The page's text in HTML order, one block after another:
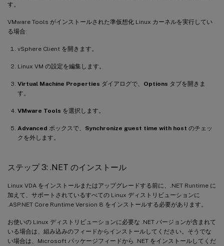
す。
VMware Tools がインストールされた準仮想化 Linux カーネルを実行してい
る場合:
vSphere Client を開きます。
Linux VM の設定を編集します。
Virtual Machine Properties ダイアログで、 Options タブを開きま
す。
VMware Tools を選択します。
Advanced ボックスで、 Synchronize guest time with host のチェッ
クを外します。
ステップ 3: .NET のインストール
Linux VDA をインストールまたはアップグレードする前に、.NET Runtime に
加えて、サポートされているすべての Linux ディストリビューションに
.ASP.NET Core Runtime Version 8 をインストールする必要があります。
お使いの Linux ディストリビューションに必要な .NET バージョンが含まれて
いる場合は、組み込みのフィードからインストールしてください。そうでな
い場合は、Microsoft パッケージフィードから .NET をインストールしてくだ